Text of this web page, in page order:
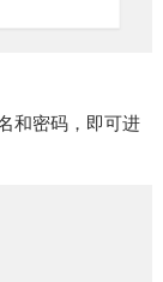
和密码，即可进